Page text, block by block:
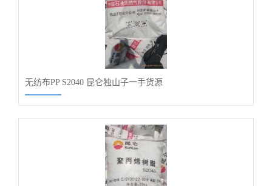
无纺布PP S2040 昆仑独山子一手货源